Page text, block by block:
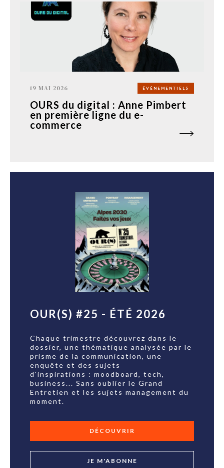
19 MAI 2026 ÉVÉNEMENTIELS
OURS du digital : Anne Pimbert
en première ligne du e-
commerce
OUR(S) #25 - ÉTÉ 2026
Chaque trimestre découvrez dans le
dossier, une thématique analysée par le
prisme de la communication, une
enquête et des sujets
d'inspirations : moodboard, tech,
business... Sans oublier le Grand
Entretien et les sujets management du
moment.
DÉCOUVRIR
JE M'ABONNE